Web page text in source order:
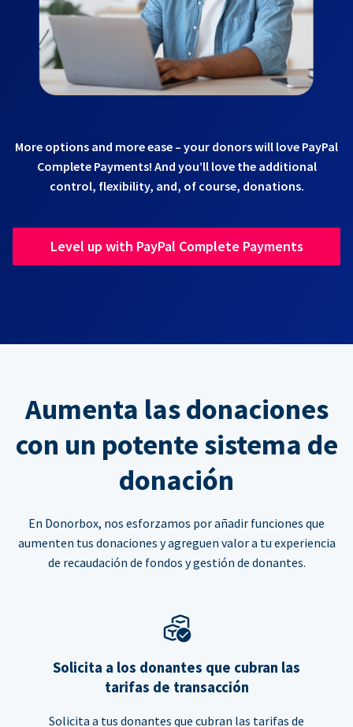
More options and more ease – your donors will love PayPal
Complete Payments! And you’ll love the additional
control, flexibility, and, of course, donations.
Level up with PayPal Complete Payments
Aumenta las donaciones
con un potente sistema de
donación
En Donorbox, nos esforzamos por añadir funciones que
aumenten tus donaciones y agreguen valor a tu experiencia
de recaudación de fondos y gestión de donantes.
Solicita a los donantes que cubran las
tarifas de transacción
Solicita a tus donantes que cubran las tarifas de